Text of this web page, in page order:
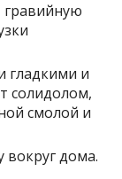
гравийную
гладкими и
солидолом,
смолой и
вокруг дома.